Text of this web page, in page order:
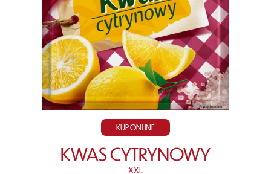
KUP ONLINE
KWAS CYTRYNOWY
XXL